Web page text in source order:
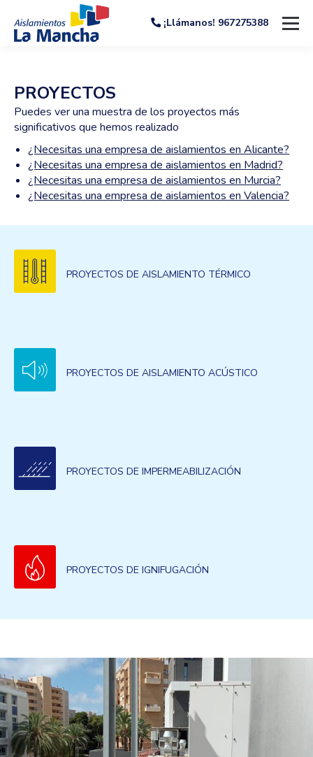
¡Llámanos! 967275388
PROYECTOS
Puedes ver una muestra de los proyectos más
significativos que hemos realizado
¿Necesitas una empresa de aislamientos en Alicante?
¿Necesitas una empresa de aislamientos en Madrid?
¿Necesitas una empresa de aislamientos en Murcia?
¿Necesitas una empresa de aislamientos en Valencia?
PROYECTOS DE AISLAMIENTO TÉRMICO
PROYECTOS DE AISLAMIENTO ACÚSTICO
PROYECTOS DE IMPERMEABILIZACIÓN
PROYECTOS DE IGNIFUGACIÓN